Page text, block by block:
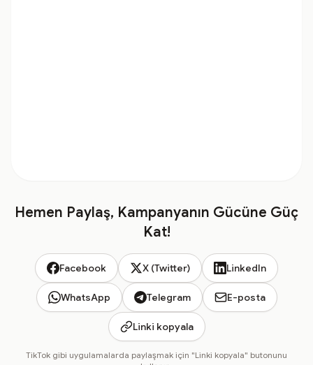
Hemen Paylaş, Kampanyanın Gücüne Güç
Kat!
Facebook X (Twitter) LinkedIn
WhatsApp Telegram E-posta
Linki kopyala
TikTok gibi uygulamalarda paylaşmak için "Linki kopyala" butonunu